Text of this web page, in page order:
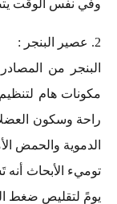
وفي نفس الوقت
2. عصير البنجر :
البنجر من
مكونات هام
راحة وسكون
الدموية والحمض
يومً لتقليص ضغط